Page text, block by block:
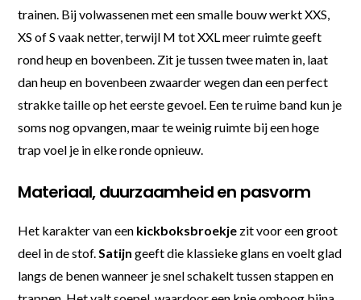
trainen. Bij volwassenen met een smalle bouw werkt XXS,
XS of S vaak netter, terwijl M tot XXL meer ruimte geeft
rond heup en bovenbeen. Zit je tussen twee maten in, laat
dan heup en bovenbeen zwaarder wegen dan een perfect
strakke taille op het eerste gevoel. Een te ruime band kun je
soms nog opvangen, maar te weinig ruimte bij een hoge
trap voel je in elke ronde opnieuw.
Materiaal, duurzaamheid en pasvorm
Het karakter van een kickboksbroekje zit voor een groot
deel in de stof.Satijn geeft die klassieke glans en voelt glad
langs de benen wanneer je snel schakelt tussen stappen en